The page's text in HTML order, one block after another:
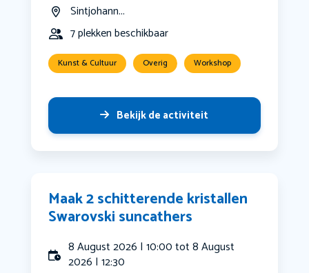
Sintjohann...
7 plekken beschikbaar
Kunst & Cultuur Overig Workshop
Bekijk de activiteit
Maak 2 schitterende kristallen
Swarovski suncathers
8 August 2026 | 10:00 tot 8 August
2026 | 12:30